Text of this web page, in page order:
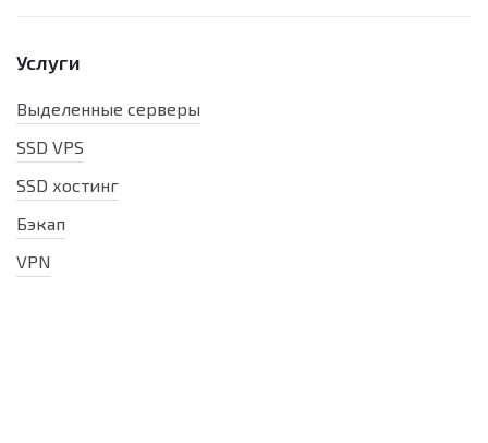
Услуги
Выделенные серверы
SSD VPS
SSD хостинг
Бэкап
VPN